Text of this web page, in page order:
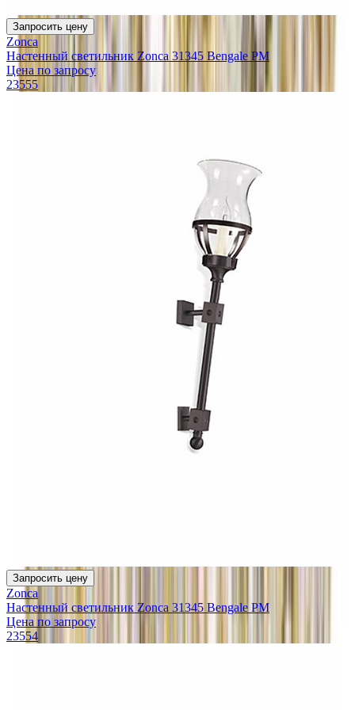
Запросить цену
Zonca
Настенный светильник Zonca 31345 Bengale PM
Цена по запросу
23555
Запросить цену
Zonca
Настенный светильник Zonca 31345 Bengale PM
Цена по запросу
23554